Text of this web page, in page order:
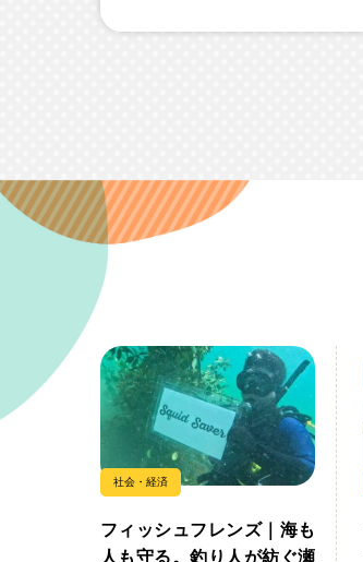
社会・経済
フィッシュフレンズ｜海も
人も守る。釣り人が紡ぐ瀬